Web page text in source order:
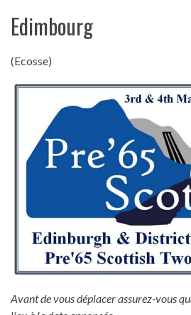
Edimbourg
(Ecosse)
Avant de vous déplacer assurez-vous